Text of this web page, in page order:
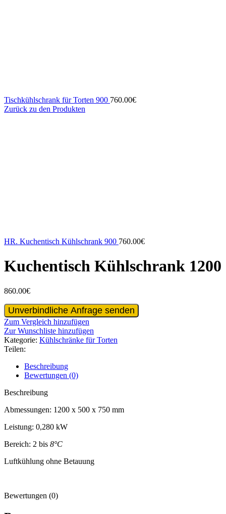
Tischkühlschrank für Torten 900 760.00€
Zurück zu den Produkten
HR. Kuchentisch Kühlschrank 900 760.00€
Kuchentisch Kühlschrank 1200
860.00€
Kuchentisch
Kühlschrank
1200
Menge
Unverbindliche Anfrage senden
Zum Vergleich hinzufügen
Zur Wunschliste hinzufügen
Kategorie: Kühlschränke für Torten
Teilen:
Beschreibung
Bewertungen (0)
Beschreibung
Abmessungen: 1200 x 500 x 750 mm
Leistung: 0,280 kW
Bereich: 2 bis 8°C
Luftkühlung ohne Betauung
Bewertungen (0)